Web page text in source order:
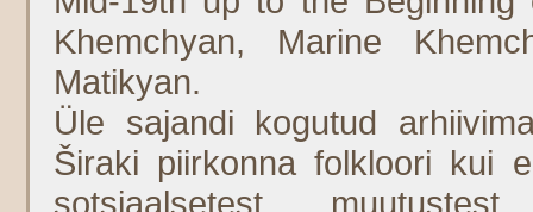
Khemchyan, Marine
Matikyan.
Üle sajandi kogutud
Širaki piirkonna folkloori kui
sotsiaalsetest